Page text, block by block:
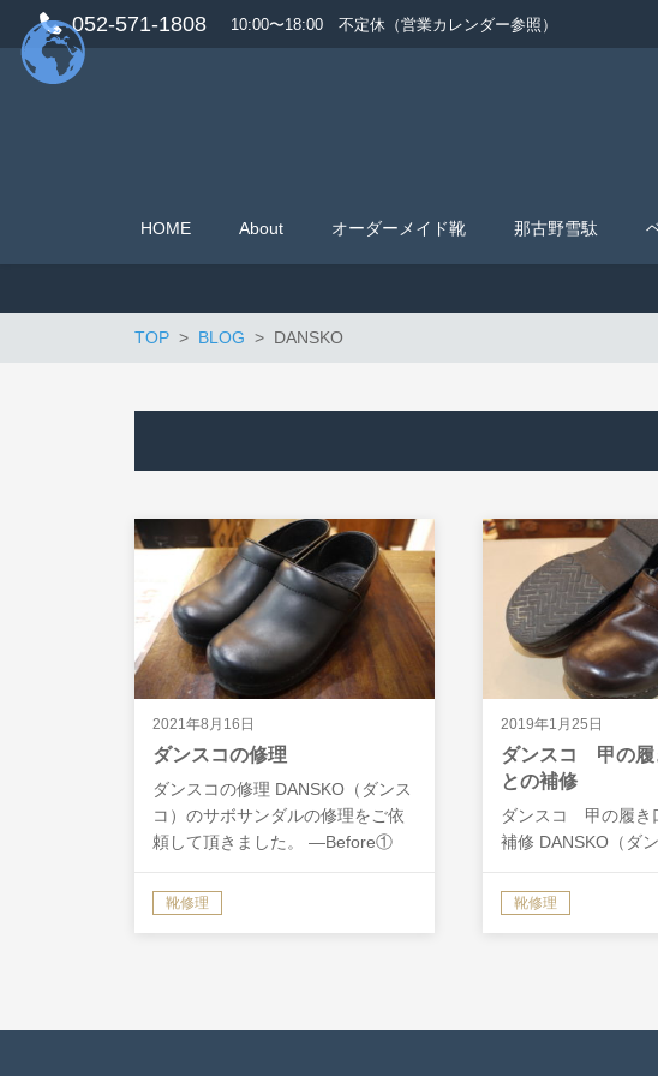
052-571-1808 10:00〜18:00 不定休（営業カレンダー参照）
HOME About オーダーメイド靴 那古野雪駄
TOP BLOG DANSKO
2021年8月16日
ダンスコの修理
ダンスコの修理 DANSKO（ダンス
コ）のサボサンダルの修理をご依
頼して頂きました。 ―Before①
うモデルです。 表の革はまだまだ
綺麗な状態ですが、履き口のパイ
靴修理
2019年1月25日
ダンスコ 甲の履
との補修
ダンスコ 甲の履き
補修 DANSKO（ダ
た。 ―Before 中古で
のことでしたが、 甲
靴修理